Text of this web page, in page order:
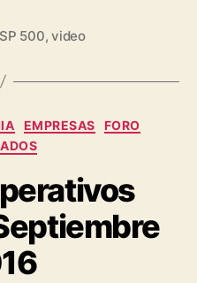
SP 500,video
EMPRESAS
FORO